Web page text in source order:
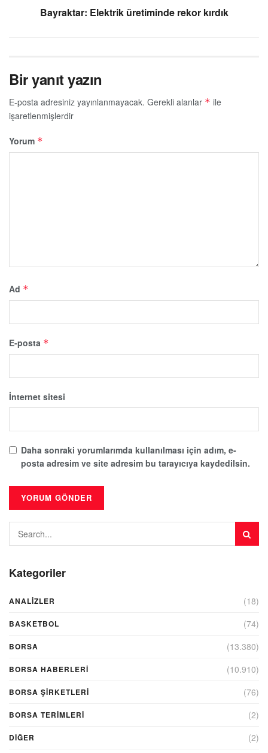
Bayraktar: Elektrik üretiminde rekor kırdık
Bir yanıt yazın
E-posta adresiniz yayınlanmayacak. Gerekli alanlar * ile
işaretlenmişlerdir
Yorum *
Ad *
E-posta *
İnternet sitesi
Daha sonraki yorumlarımda kullanılması için adım, e-
posta adresim ve site adresim bu tarayıcıya kaydedilsin.
Kategoriler
ANALIZLER (18)
BASKETBOL (74)
BORSA (13.380)
BORSA HABERLERI (10.910)
BORSA ŞIRKETLERI (76)
BORSA TERIMLERI (2)
DIĞER (2)